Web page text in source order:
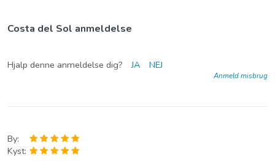
Costa del Sol anmeldelse
Hjalp denne anmeldelse dig? JA NEJ
Anmeld misbrug
By:
Kyst: